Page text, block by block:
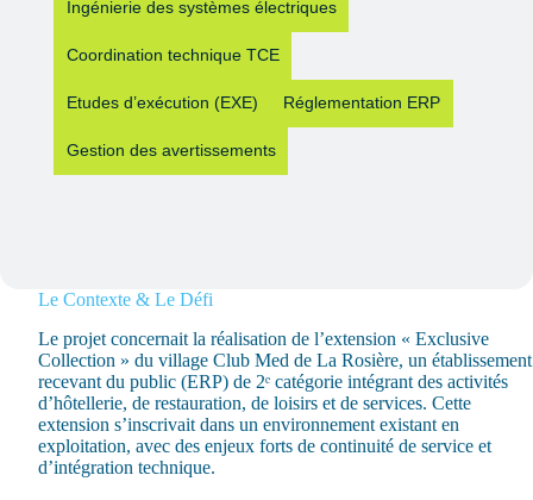
Ingénierie des systèmes électriques
Coordination technique TCE
Etudes d’exécution (EXE) Réglementation ERP
Gestion des avertissements
Le Contexte & Le Défi
Le projet concernait la réalisation de l’extension « Exclusive
Collection » du village Club Med de La Rosière, un établissement
recevant du public (ERP) de 2ᵉ catégorie intégrant des activités
d’hôtellerie, de restauration, de loisirs et de services. Cette
extension s’inscrivait dans un environnement existant en
exploitation, avec des enjeux forts de continuité de service et
d’intégration technique.